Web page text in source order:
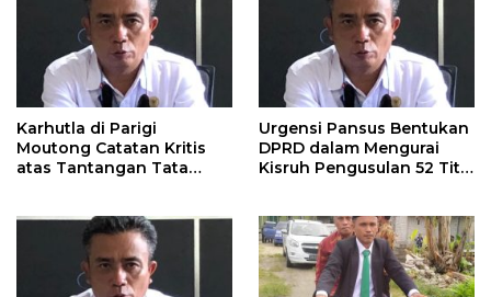
Karhutla di Parigi
Moutong Catatan Kritis
atas Tantangan Tata
Urgensi Pansus Bentukan
DPRD dalam Mengurai
Kisruh Pengusulan 52 Titik